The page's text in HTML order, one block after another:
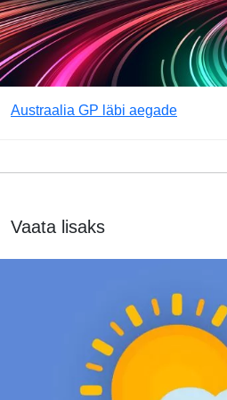
Austraalia GP läbi aegade
Vaata lisaks